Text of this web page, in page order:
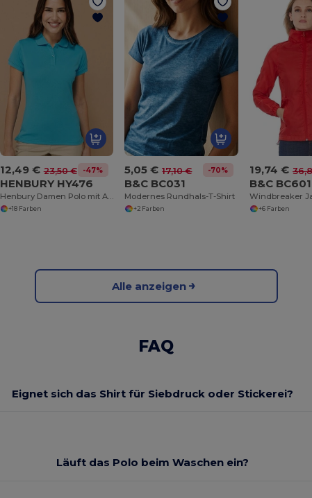
12,49 € 23,50 € -47%
HENBURY HY476
Henbury Damen Polo mit Atmungsaktivem Komfort
+18 Farben
5,05 € 17,10 € -70%
B&C BC031
Modernes Rundhals-T-Shirt
+2 Farben
19,74 €
B&C
Windbreaker
+6 Farben
Alle anzeigen
FAQ
Eignet sich das Shirt für Siebdruck oder Stickerei?
Läuft das Polo beim Waschen ein?